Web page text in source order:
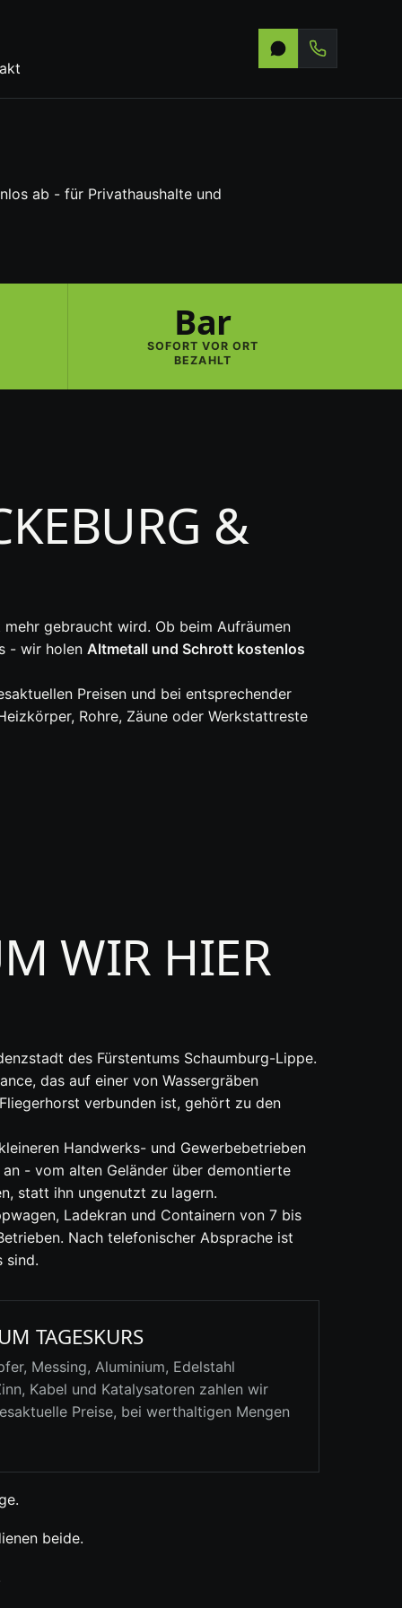
ab - für Privathaushalte und
Bar
SOFORT VOR ORT
BEZAHLT
&
gebraucht wird. Ob beim Aufräumen
- wir holen Altmetall und Schrott kostenlos
Preisen und bei entsprechender
Rohre, Zäune oder Werkstattreste
WIR HIER
des Fürstentums Schaumburg-Lippe.
das auf einer von Wassergräben
verbunden ist, gehört zu den
Handwerks- und Gewerbebetrieben
- vom alten Geländer über demontierte
statt ihn ungenutzt zu lagern.
Ladekran und Containern von 7 bis
Nach telefonischer Absprache ist
sind.
TAGESKURS
Messing, Aluminium, Edelstahl
Kabel und Katalysatoren zahlen wir
Preise, bei werthaltigen Mengen
beide.